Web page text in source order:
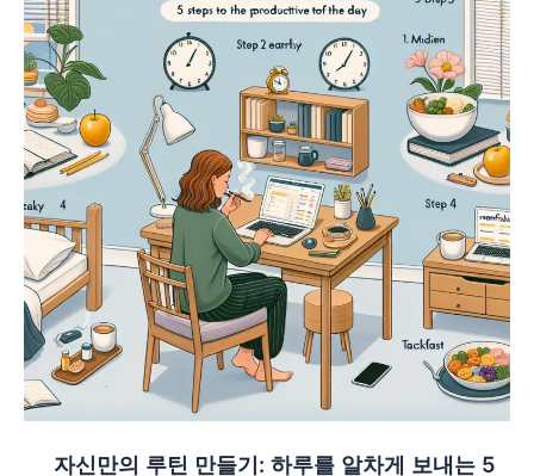
자신만의 루틴 만들기: 하루를 알차게 보내는 5